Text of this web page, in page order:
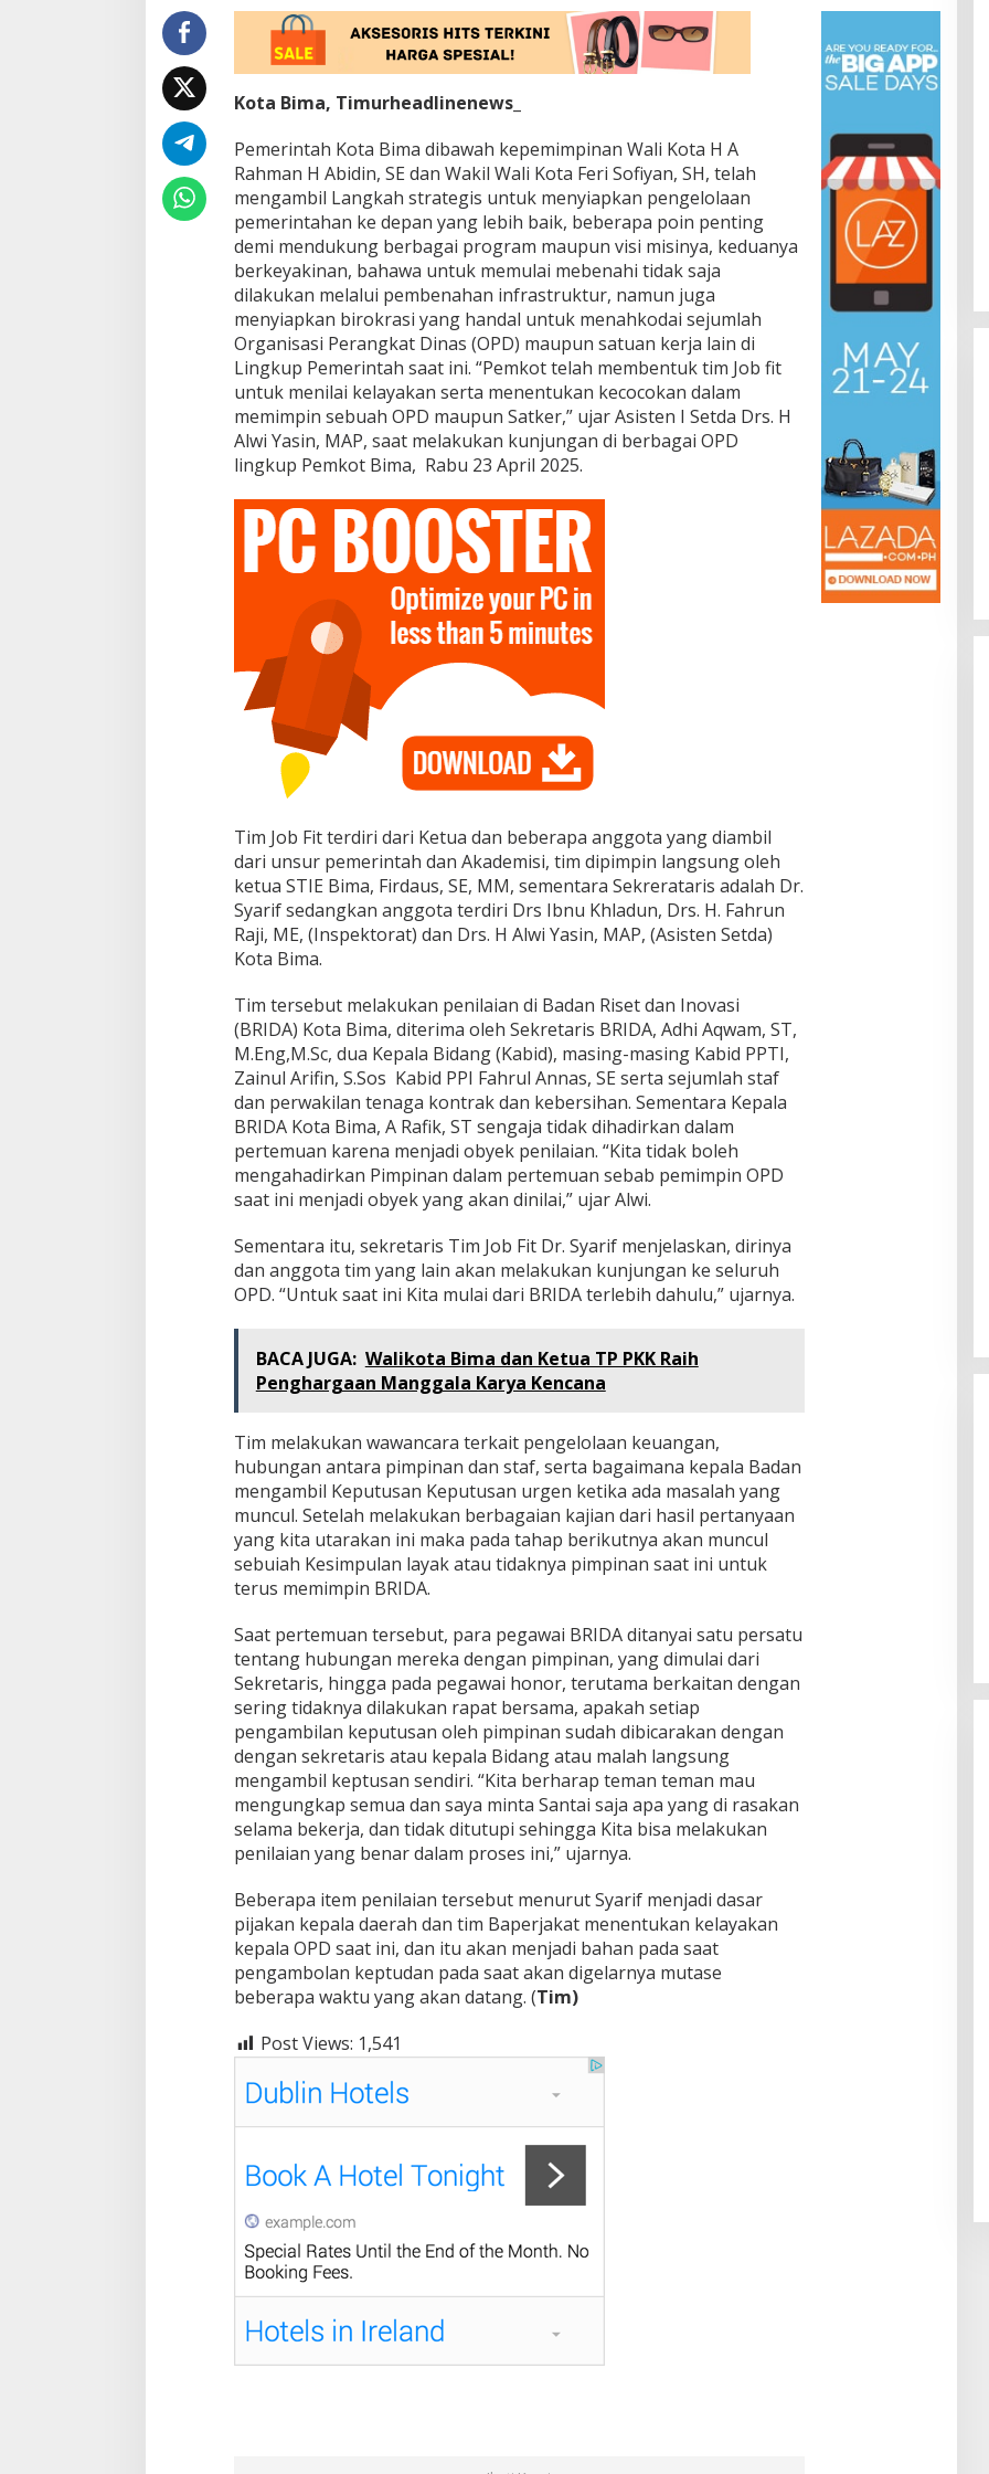
i
e
e
l
u
m
M
e
e
n
t
u
k
a
n
K
i
e
n
a
b
Kota Bima, Timurheadlinenews_
Pemerintah Kota Bima dibawah kepemimpinan Wali Kota H A
Rahman H Abidin, SE dan Wakil Wali Kota Feri Sofiyan, SH, telah
mengambil Langkah strategis untuk menyiapkan pengelolaan
pemerintahan ke depan yang lebih baik, beberapa poin penting
demi mendukung berbagai program maupun visi misinya, keduanya
berkeyakinan, bahawa untuk memulai mebenahi tidak saja
dilakukan melalui pembenahan infrastruktur, namun juga
menyiapkan birokrasi yang handal untuk menahkodai sejumlah
Organisasi Perangkat Dinas (OPD) maupun satuan kerja lain di
Lingkup Pemerintah saat ini. “Pemkot telah membentuk tim Job fit
untuk menilai kelayakan serta menentukan kecocokan dalam
memimpin sebuah OPD maupun Satker,” ujar Asisten I Setda Drs. H
Alwi Yasin, MAP, saat melakukan kunjungan di berbagai OPD
lingkup Pemkot Bima, Rabu 23 April 2025.
Tim Job Fit terdiri dari Ketua dan beberapa anggota yang diambil
dari unsur pemerintah dan Akademisi, tim dipimpin langsung oleh
ketua STIE Bima, Firdaus, SE, MM, sementara Sekrerataris adalah Dr.
Syarif sedangkan anggota terdiri Drs Ibnu Khladun, Drs. H. Fahrun
Raji, ME, (Inspektorat) dan Drs. H Alwi Yasin, MAP, (Asisten Setda)
Kota Bima.
Tim tersebut melakukan penilaian di Badan Riset dan Inovasi
(BRIDA) Kota Bima, diterima oleh Sekretaris BRIDA, Adhi Aqwam, ST,
M.Eng,M.Sc, dua Kepala Bidang (Kabid), masing-masing Kabid PPTI,
Zainul Arifin, S.Sos Kabid PPI Fahrul Annas, SE serta sejumlah staf
dan perwakilan tenaga kontrak dan kebersihan. Sementara Kepala
BRIDA Kota Bima, A Rafik, ST sengaja tidak dihadirkan dalam
pertemuan karena menjadi obyek penilaian. “Kita tidak boleh
mengahadirkan Pimpinan dalam pertemuan sebab pemimpin OPD
saat ini menjadi obyek yang akan dinilai,” ujar Alwi.
Sementara itu, sekretaris Tim Job Fit Dr. Syarif menjelaskan, dirinya
dan anggota tim yang lain akan melakukan kunjungan ke seluruh
OPD. “Untuk saat ini Kita mulai dari BRIDA terlebih dahulu,” ujarnya.
BACA JUGA: Walikota Bima dan Ketua TP PKK Raih
Penghargaan Manggala Karya Kencana
Tim melakukan wawancara terkait pengelolaan keuangan,
hubungan antara pimpinan dan staf, serta bagaimana kepala Badan
mengambil Keputusan Keputusan urgen ketika ada masalah yang
muncul. Setelah melakukan berbagaian kajian dari hasil pertanyaan
yang kita utarakan ini maka pada tahap berikutnya akan muncul
sebuiah Kesimpulan layak atau tidaknya pimpinan saat ini untuk
terus memimpin BRIDA.
Saat pertemuan tersebut, para pegawai BRIDA ditanyai satu persatu
tentang hubungan mereka dengan pimpinan, yang dimulai dari
Sekretaris, hingga pada pegawai honor, terutama berkaitan dengan
sering tidaknya dilakukan rapat bersama, apakah setiap
pengambilan keputusan oleh pimpinan sudah dibicarakan dengan
dengan sekretaris atau kepala Bidang atau malah langsung
mengambil keptusan sendiri. “Kita berharap teman teman mau
mengungkap semua dan saya minta Santai saja apa yang di rasakan
selama bekerja, dan tidak ditutupi sehingga Kita bisa melakukan
penilaian yang benar dalam proses ini,” ujarnya.
Beberapa item penilaian tersebut menurut Syarif menjadi dasar
pijakan kepala daerah dan tim Baperjakat menentukan kelayakan
kepala OPD saat ini, dan itu akan menjadi bahan pada saat
pengambolan keptudan pada saat akan digelarnya mutase
beberapa waktu yang akan datang. (Tim)
Post Views: 1,541
Dr. Syarif Ahmad M.Si : Banyak
Karya Inovasi Pendidikan di BRIDA
Layak Mendapat Atensi dan Perlu
Difasilitasi Pemerintah
Di Pendidikan November 13, 2025
Ingin Tahu Tentang Aplikasi
SIPDah, Mahasiswa dan Dosen
Poltekes Muhammad Dahlan
Oktober 13, 2025